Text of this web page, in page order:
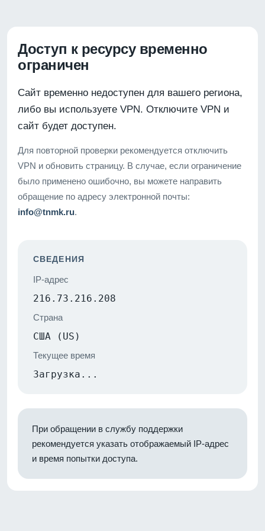
Доступ к ресурсу временно
ограничен
Сайт временно недоступен для вашего региона,
либо вы используете VPN. Отключите VPN и
сайт будет доступен.
Для повторной проверки рекомендуется отключить
VPN и обновить страницу. В случае, если ограничение
было применено ошибочно, вы можете направить
обращение по адресу электронной почты:
info@tnmk.ru.
СВЕДЕНИЯ
IP-адрес
216.73.216.208
Страна
США (US)
Текущее время
Загрузка...
При обращении в службу поддержки
рекомендуется указать отображаемый IP-адрес
и время попытки доступа.